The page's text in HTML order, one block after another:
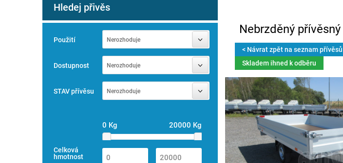
Hledej přivěs
Použití Nerozhoduje
Dostupnost Nerozhoduje
STAV přívěsu Nerozhoduje
Celková
hmotnost
0 Kg 20000 Kg
Nebrzděný
< Návrat zpět na seznam přívěsů
Skladem ihned k odběru